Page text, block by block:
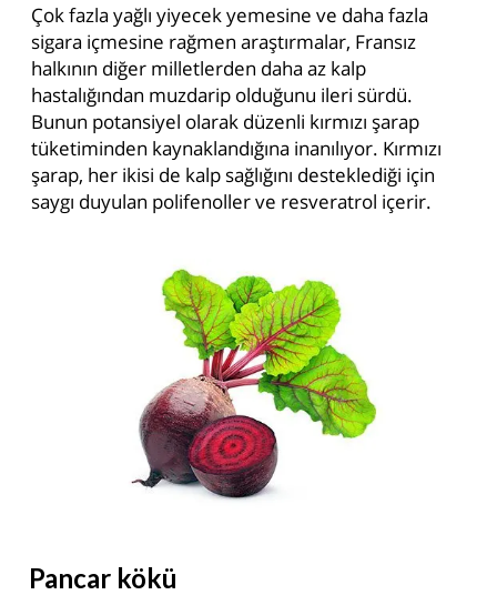
Çok fazla yağlı yiyecek yemesine ve daha fazla
sigara içmesine rağmen araştırmalar, Fransız
halkının diğer milletlerden daha az kalp
hastalığından muzdarip olduğunu ileri sürdü.
Bunun potansiyel olarak düzenli kırmızı şarap
tüketiminden kaynaklandığına inanılıyor. Kırmızı
şarap, her ikisi de kalp sağlığını desteklediği için
saygı duyulan polifenoller ve resveratrol içerir.
Pancar kökü